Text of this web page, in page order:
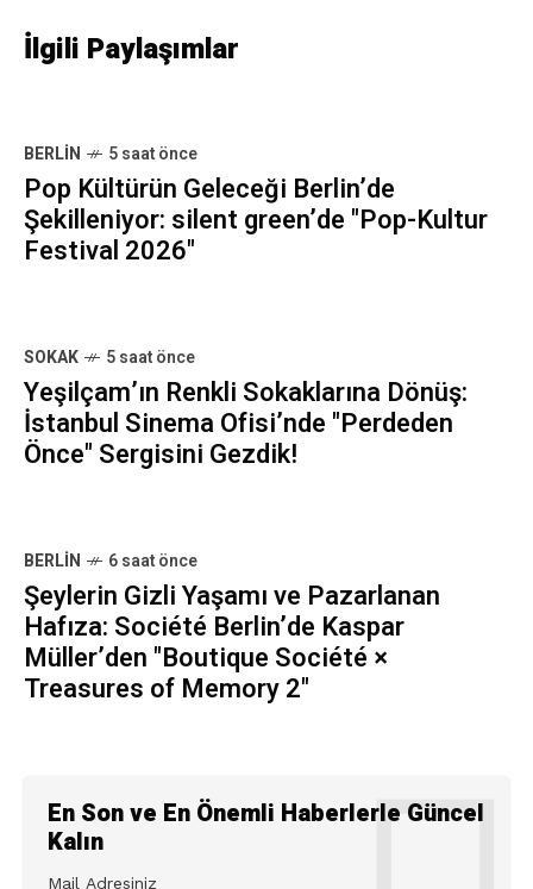
İlgili Paylaşımlar
BERLIN 5 saat önce
Pop Kültürün Geleceği Berlin’de
Şekilleniyor: silent green’de "Pop-Kultur
Festival 2026"
SOKAK 5 saat önce
Yeşilçam’ın Renkli Sokaklarına Dönüş:
İstanbul Sinema Ofisi’nde "Perdeden
Önce" Sergisini Gezdik!
BERLIN 6 saat önce
Şeylerin Gizli Yaşamı ve Pazarlanan
Hafıza: Société Berlin’de Kaspar
Müller’den "Boutique Société ×
Treasures of Memory 2"
En Son ve En Önemli Haberlerle Güncel
Kalın